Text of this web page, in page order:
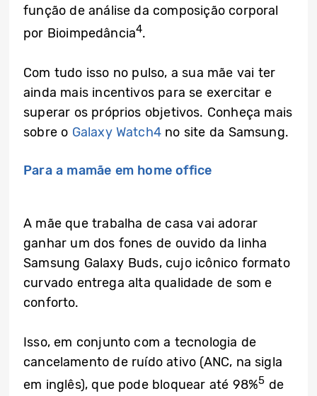
função de análise da composição corporal
por Bioimpedância4.
Com tudo isso no pulso, a sua mãe vai ter
ainda mais incentivos para se exercitar e
superar os próprios objetivos. Conheça mais
sobre o Galaxy Watch4 no site da Samsung.
Para a mamãe em home office
A mãe que trabalha de casa vai adorar
ganhar um dos fones de ouvido da linha
Samsung Galaxy Buds, cujo icônico formato
curvado entrega alta qualidade de som e
conforto.
Isso, em conjunto com a tecnologia de
cancelamento de ruído ativo (ANC, na sigla
em inglês), que pode bloquear até 98%5 de